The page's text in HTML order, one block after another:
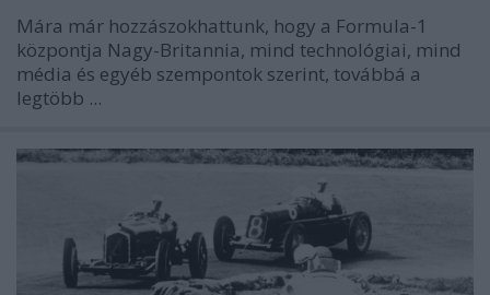
Mára már hozzászokhattunk, hogy a Formula-1
központja Nagy-Britannia, mind technológiai, mind
média és egyéb szempontok szerint, továbbá a
legtöbb ...